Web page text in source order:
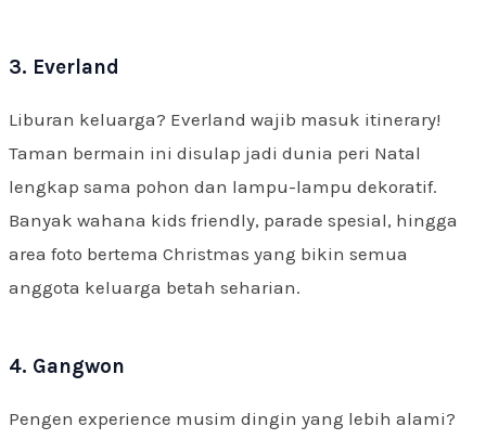
3. Everland
Liburan keluarga? Everland wajib masuk itinerary!
Taman bermain ini disulap jadi dunia peri Natal
lengkap sama pohon dan lampu-lampu dekoratif.
Banyak wahana kids friendly, parade spesial, hingga
area foto bertema Christmas yang bikin semua
anggota keluarga betah seharian.
4. Gangwon
Pengen experience musim dingin yang lebih alami?